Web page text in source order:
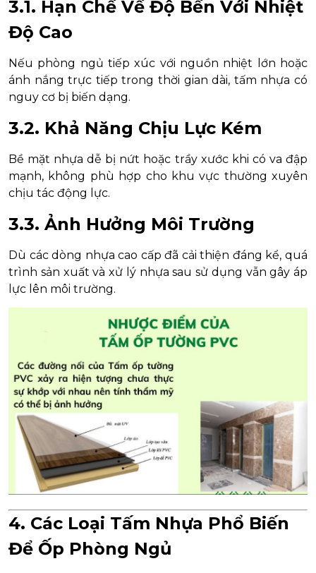
3.1. Hạn Chế Về Độ Bền Với Nhiệt
Độ Cao
Nếu phòng ngủ tiếp xúc với nguồn nhiệt lớn hoặc
ánh nắng trực tiếp trong thời gian dài, tấm nhựa có
nguy cơ bị biến dạng.
3.2. Khả Năng Chịu Lực Kém
Bề mặt nhựa dễ bị nứt hoặc trầy xước khi có va đập
mạnh, không phù hợp cho khu vực thường xuyên
chịu tác động lực.
3.3. Ảnh Hưởng Môi Trường
Dù các dòng nhựa cao cấp đã cải thiện đáng kể, quá
trình sản xuất và xử lý nhựa sau sử dụng vẫn gây áp
lực lên môi trường.
4. Các Loại Tấm Nhựa Phổ Biến
Để Ốp Phòng Ngủ